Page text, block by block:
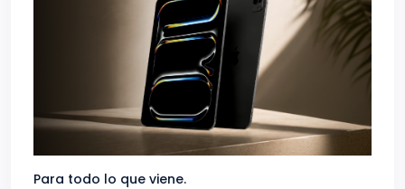
Para todo lo que viene.